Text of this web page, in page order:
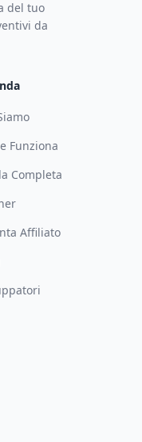
del tuo
da
Funziona
Completa
Affiliato